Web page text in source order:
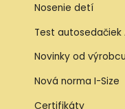
Nosenie detí
Test autosedačiek
Novinky od
Nová norma I-Size
Certifikáty